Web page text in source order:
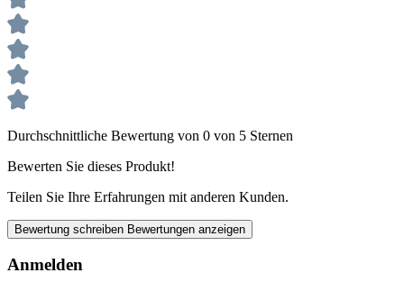
Durchschnittliche Bewertung von 0 von 5 Sternen
Bewerten Sie dieses Produkt!
Teilen Sie Ihre Erfahrungen mit anderen Kunden.
Bewertung schreiben Bewertungen anzeigen
Anmelden